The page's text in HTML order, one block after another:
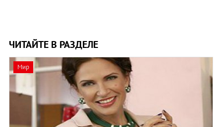
ЧИТАЙТЕ В РАЗДЕЛЕ
Мир